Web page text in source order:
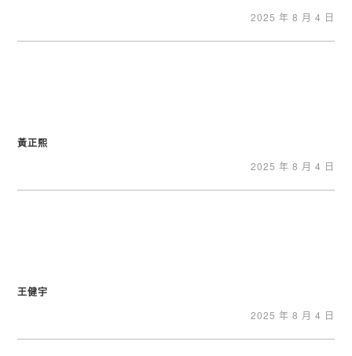
2025 年 8 月 4 日
黃正熙
2025 年 8 月 4 日
王健宇
2025 年 8 月 4 日